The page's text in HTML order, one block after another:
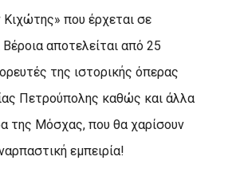
που έρχεται σε
αποτελείται από 25
της ιστορικής όπερας
Πετρούπολης καθώς και άλλα
της Μόσχας, που θα χαρίσουν
εμπειρία!